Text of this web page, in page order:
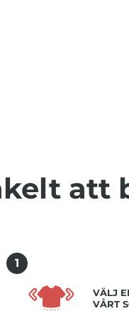
att
1
VÄLJ
VÅRT